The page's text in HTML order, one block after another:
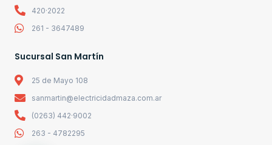
420·2022
261 - 3647489
Sucursal San Martín
25 de Mayo 108
sanmartin@electricidadmaza.com.ar
(0263) 442·9002
263 - 4782295